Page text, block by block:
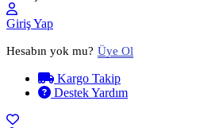
Giriş Yap
Hesabın yok mu? Üye Ol
Kargo Takip
Destek Yardım